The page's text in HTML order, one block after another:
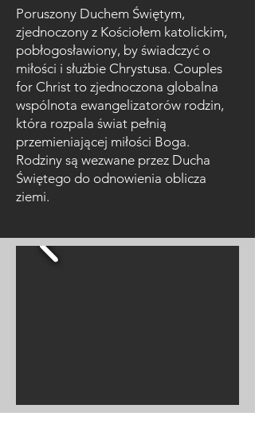
Poruszony Duchem Świętym,
zjednoczony z Kościołem katolickim,
pobłogosławiony, by świadczyć o
miłości i służbie Chrystusa. Couples
for Christ to zjednoczona globalna
wspólnota ewangelizatorów rodzin,
która rozpala świat pełnią
przemieniającej miłości Boga.
Rodziny są wezwane przez Ducha
Świętego do odnowienia oblicza
ziemi.